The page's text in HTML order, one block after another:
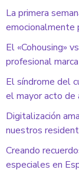
La primera
emocionalmente
El «Cohousing»
profesional
El síndrome del
el mayor acto de
Digitalización
nuestros
Creando
especiales en